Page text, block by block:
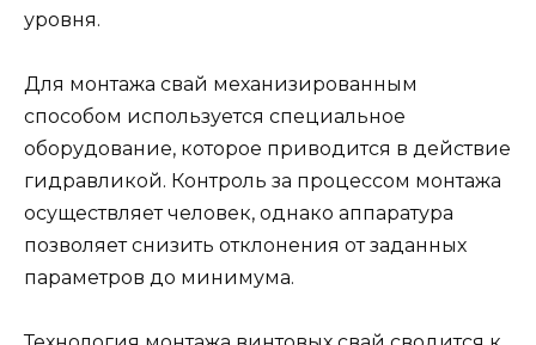
уровня.
Для монтажа свай механизированным
способом используется специальное
оборудование, которое приводится в действие
гидравликой. Контроль за процессом монтажа
осуществляет человек, однако аппаратура
позволяет снизить отклонения от заданных
параметров до минимума.